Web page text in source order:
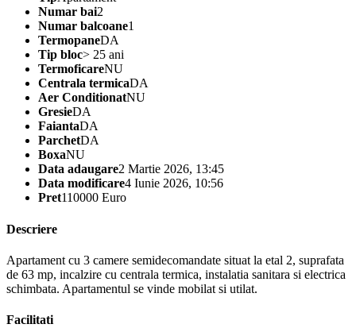
Numar bai2
Numar balcoane1
TermopaneDA
Tip bloc> 25 ani
TermoficareNU
Centrala termicaDA
Aer ConditionatNU
GresieDA
FaiantaDA
ParchetDA
BoxaNU
Data adaugare2 Martie 2026, 13:45
Data modificare4 Iunie 2026, 10:56
Pret110000 Euro
Descriere
Apartament cu 3 camere semidecomandate situat la etal 2, suprafata
de 63 mp, incalzire cu centrala termica, instalatia sanitara si electrica
schimbata. Apartamentul se vinde mobilat si utilat.
Facilitati